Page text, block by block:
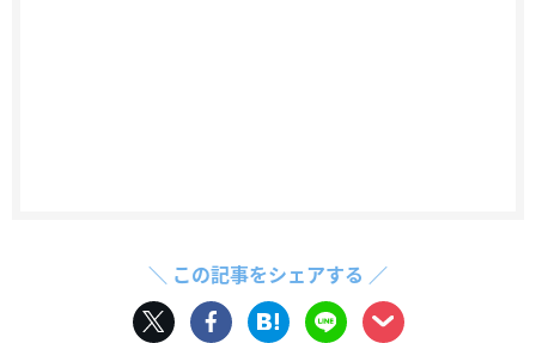
＼ この記事をシェアする ／